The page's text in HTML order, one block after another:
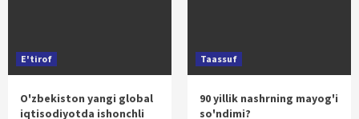
E'tirof
O'zbekiston yangi global
iqtisodiyotda ishonchli
Taassuf
90 yillik nashrning mayog'i
so'ndimi?